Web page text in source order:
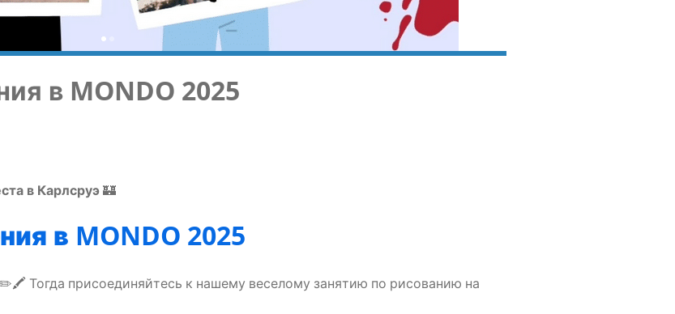
в MONDO 2025
в Карлсруэ🏰
в MONDO 2025
Тогда при­со­еди­няй­тесь к наше­му весе­ло­му заня­тию по рисо­ва­нию на